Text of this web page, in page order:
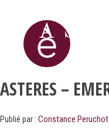
ASTERES –
Publié par : Constance Peruchot